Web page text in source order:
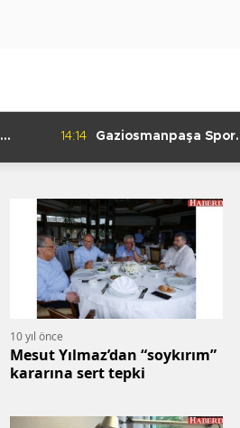
14:14
Gaziosmanpaşa Spor
10 yıl önce
Mesut Yılmaz’dan “soykırım”
kararına sert tepki